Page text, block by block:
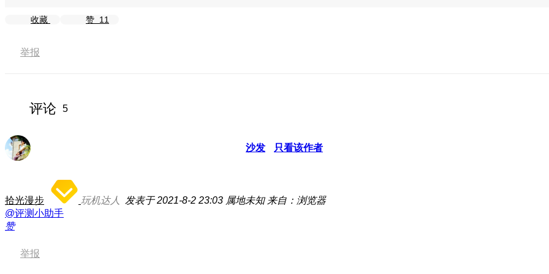
收藏 赞 11
举报
评论 5
沙发 只看该作者
拾光漫步 玩机达人 发表于 2021-8-2 23:03 属地未知 来自：浏览器
@评测小助手
赞
举报